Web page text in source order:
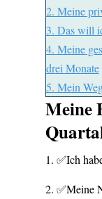
2. Meine
3. Das will
4. Meine
drei Monate
5. Mein
Meine
✅Ich
✅Meine